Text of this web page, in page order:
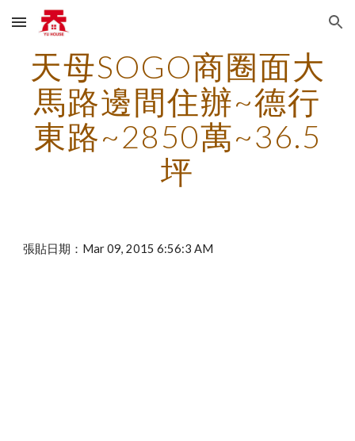
Skip to main content Skip to navigation
天母SOGO商圈面大
馬路邊間住辦~德行
東路~2850萬~36.5
坪
張貼日期：Mar 09, 2015 6:56:3 AM